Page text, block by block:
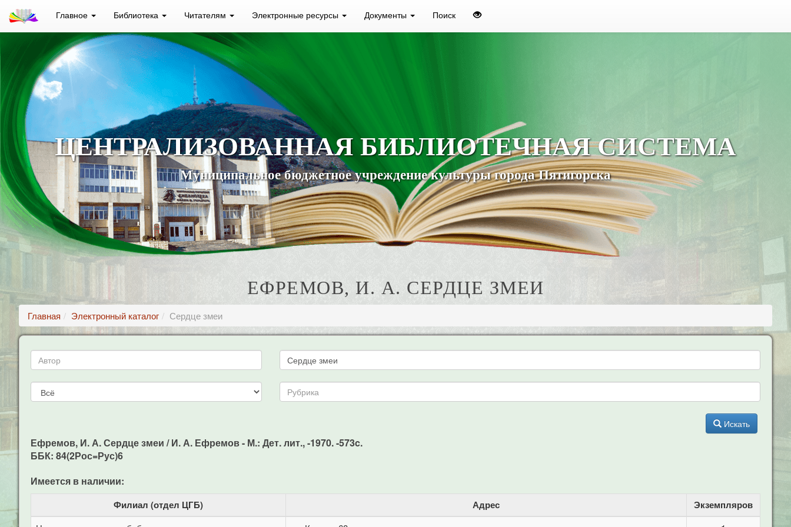
Главное Библиотека Читателям Электронные ресурсы Документы Поиск
ЦЕНТРАЛИЗОВАННАЯ БИБЛИОТЕЧНАЯ СИСТЕМА
Муниципальное бюджетное учреждение культуры города Пятигорска
ЕФРЕМОВ, И. А. СЕРДЦЕ ЗМЕИ
Главная Электронный каталог Сердце змеи
Искать
Ефремов, И. А. Сердце змеи / И. А. Ефремов - М.: Дет. лит., -1970. -573c.
ББК: 84(2Рос=Рус)6
Имеется в наличии:
Филиал (отдел ЦГБ) Адрес Экземпляров